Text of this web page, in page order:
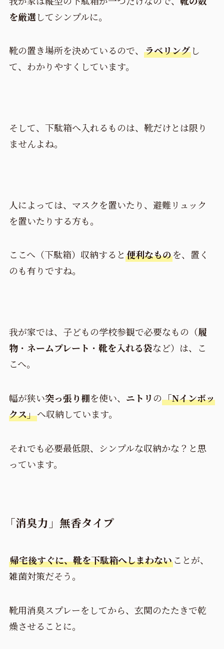
を厳選してシンプルに。
靴の置き場所を決めているので、 ラベリングし
て、わかりやすくしています。
そして、下駄箱へ入れるものは、靴だけとは限り
ませんよね。
人によっては、マスクを置いたり、避難リュック
を置いたりする方も。
ここへ（下駄箱）収納すると 便利なものを、置く
のも有りですね。
我が家では、子どもの学校参観で必要なもの（履
物・ ネームプレート ・ 靴を入れる袋など）は、こ
こへ。
幅が狭い突っ張り棚を使い、 ニトリ の「Nインボッ
クス」へ収納しています。
それでも必要最低限、シンプルな収納かな？と思
っています。
「消臭力」無香タイプ
帰宅後すぐに、靴を下駄箱へしまわないことが、
雑菌対策だそう。
靴用消臭スプレーをしてから、玄関のたたきで乾
燥させることに。